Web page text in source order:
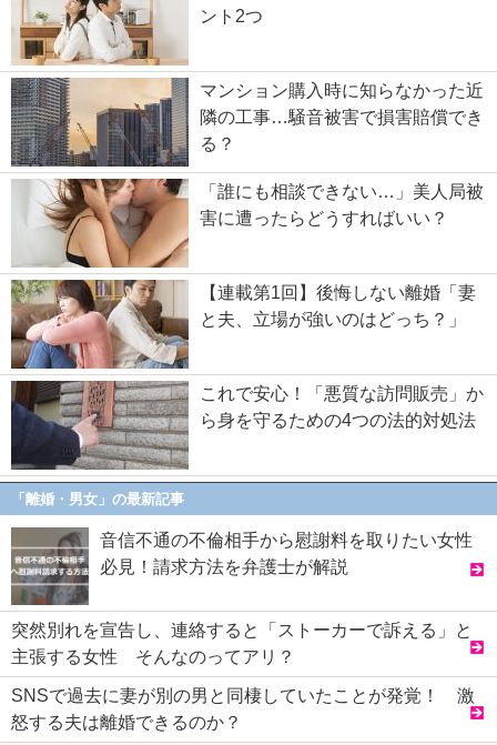
ント2つ
マンション購入時に知らなかった近
隣の工事…騒音被害で損害賠償でき
る？
「誰にも相談できない…」美人局被
害に遭ったらどうすればいい？
【連載第1回】後悔しない離婚「妻
と夫、立場が強いのはどっち？」
これで安心！「悪質な訪問販売」か
ら身を守るための4つの法的対処法
「離婚・男女」の最新記事
音信不通の不倫相手から慰謝料を取りたい女性
必見！請求方法を弁護士が解説
突然別れを宣告し、連絡すると「ストーカーで訴える」と
主張する女性 そんなのってアリ？
SNSで過去に妻が別の男と同棲していたことが発覚！ 激
怒する夫は離婚できるのか？